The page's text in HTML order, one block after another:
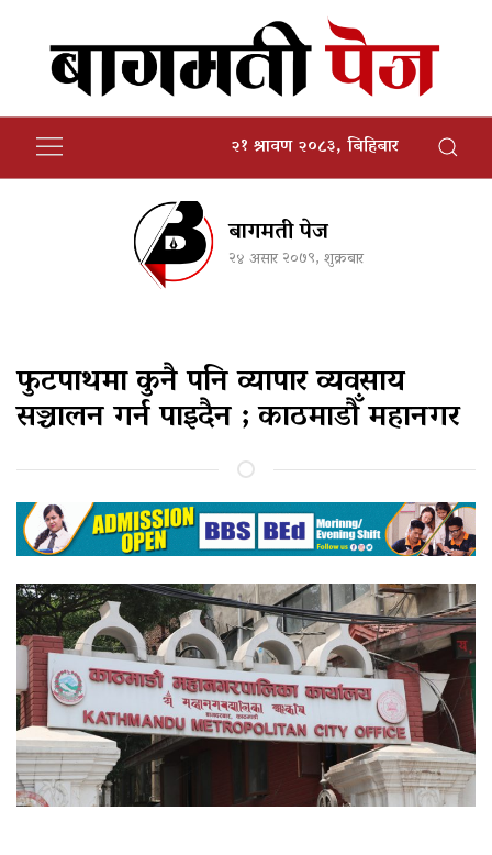
२१ श्रावण २०८३, बिहिबार
बागमती पेज
२४ असार २०७९, शुक्रबार
फुटपाथमा कुनै पनि व्यापार व्यवसाय
सञ्चालन गर्न पाइदैन ; काठमाडौँ महानगर